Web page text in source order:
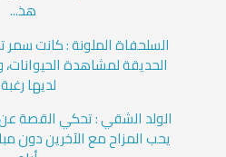
هذ...
السلحفاة الملونة : كانت سمر
الحديقة لمشاهدة
لديها
الولد الشقي : تحكي القصة
يحب المزاح مع الآخرين دون